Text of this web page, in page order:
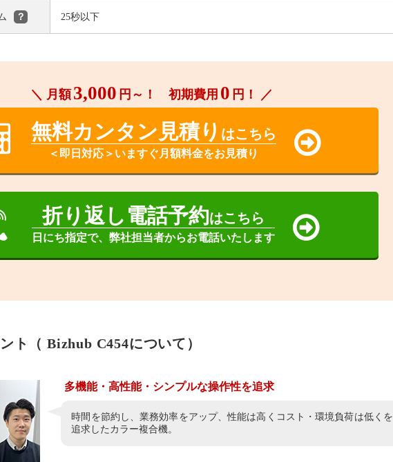
？ 25秒以下
＼ 月額 3,000 円～！ 初期費用 0 円！ ／
無料カンタン見積り はこちら
＜即日対応＞いますぐ月額料金をお見積り
折り返し電話予約はこちら
日にち指定で、弊社担当者からお電話いたします
ト（ Bizhub C454について）
多機能・高性能・シンプルな操作性を追求
時間を節約し、業務効率をアップ、性能は高くコスト・環境負荷は低くを
追求したカラー複合機。